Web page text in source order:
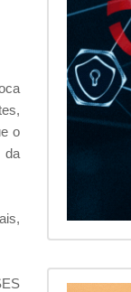
o
da